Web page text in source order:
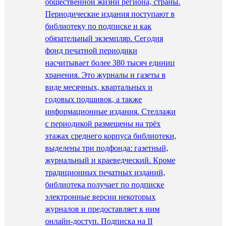
общественной жизни региона, страны.
Периодические издания поступают в
библиотеку по подписке и как
обязательный экземпляр. Сегодня
фонд печатной периодики
насчитывает более 380 тысяч единиц
хранения. Это журналы и газеты в
виде месячных, квартальных и
годовых подшивок, а также
информационные издания. Стеллажи
с периодикой размещены на трёх
этажах среднего корпуса библиотеки,
выделены три подфонда: газетный,
журнальный и краеведческий. Кроме
традиционных печатных изданий,
библиотека получает по подписке
электронные версии некоторых
журналов и предоставляет к ним
онлайн-доступ. Подписка на II